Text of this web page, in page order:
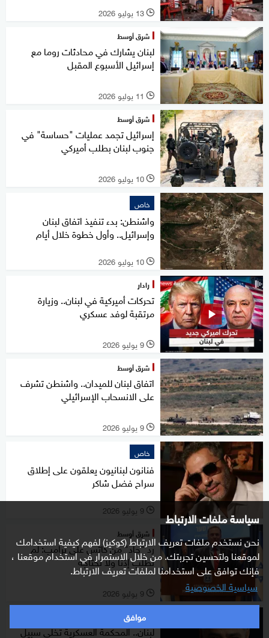
سياسة ملفات الارتباط
نحن نستخدم ملفات تعريف الارتباط (كوكيز) لفهم كيفية استخدامك
لموقعنا ولتحسين تجربتك. من خلال الاستمرار في استخدام موقعنا ،
فإنك توافق على استخدامنا لملفات تعريف الارتباط.
سياسية الخصوصية
موافق
l 13 يوليو 2026
شرق أوسط
لبنان يشارك في محادثات روما مع
إسرائيل الأسبوع المقبل
l 11 يوليو 2026
شرق أوسط
إسرائيل تجمد عمليات "حساسة" في
جنوب لبنان بطلب أميركي
l 10 يوليو 2026
خاص
واشنطن: بدء تنفيذ اتفاق لبنان
وإسرائيل.. وأول خطوة خلال أيام
l 10 يوليو 2026
رادار
تحركات أميركية في لبنان.. وزيارة
مرتقبة لوفد عسكري
l 9 يوليو 2026
شرق أوسط
اتفاق لبنان للميدان.. واشنطن تشرف
على الانسحاب الإسرائيلي
l 9 يوليو 2026
خاص
فنانون لبنانيون يعلقون على إطلاق
سراح فضل شاكر
l 9 يوليو 2026
شرق أوسط
رد "حاد" من كاتس على ترامب: لم
نطلب إذنا ولا نحتاجه
l 9 يوليو 2026
منوعات
لبنان.. المحكمة العسكرية تخلي سبيل